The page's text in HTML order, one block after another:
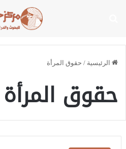
الرئيسية / حقوق المرأة
حقوق المرأة